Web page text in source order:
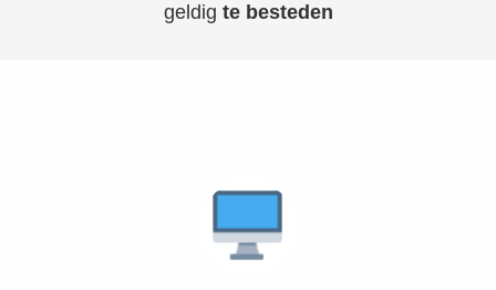
geldig te besteden